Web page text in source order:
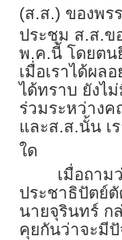
(ส.ส.) ของพร
ประชุม ส.ส.ข
พ.ค.นี้ โดยตน
เมื่อเราได้ผล
ได้ทราบ ยังไ
ร่วมระหว่าง
และส.ส.นั้น เ
ใด
เมื่อถาม
ประชาธิปัตย์
นายจุรินทร์ ก
คุยกันว่าจะมี